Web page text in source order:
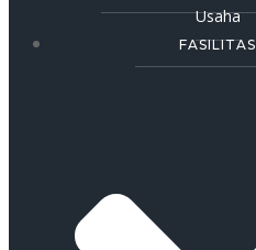
Usaha
FASILITAS